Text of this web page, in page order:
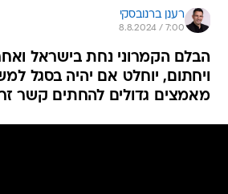
רענן ברנובסקי
8.8.2024 / 7:00
הבלם הקמרוני נחת בישראל
ויחתום, יוחלט אם יהיה בסגל
מאמצים גדולים להחתים קשר